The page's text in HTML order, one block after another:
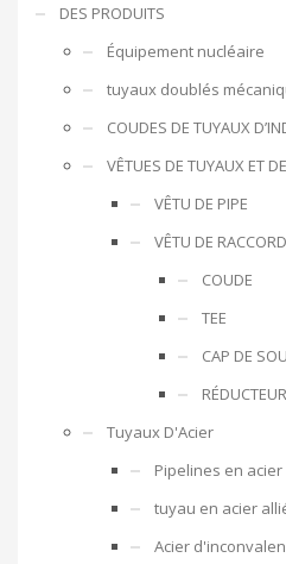
DES PRODUITS
Équipement nucléaire
tuyaux doublés
COUDES DE TUYAUX
VÊTUES DE TUYAUX ET
VÊTU DE PIPE
VÊTU DE
COUDE
TEE
CAP DE
Tuyaux D'Acier
Pipelines en acier
tuyau en acier
Acier